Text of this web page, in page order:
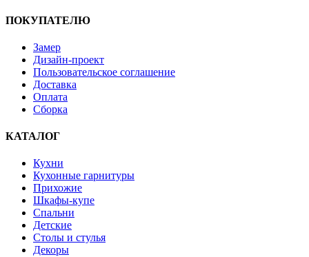
ПОКУПАТЕЛЮ
Замер
Дизайн-проект
Пользовательское соглашение
Доставка
Оплата
Сборка
КАТАЛОГ
Кухни
Кухонные гарнитуры
Прихожие
Шкафы-купе
Спальни
Детские
Столы и стулья
Декоры